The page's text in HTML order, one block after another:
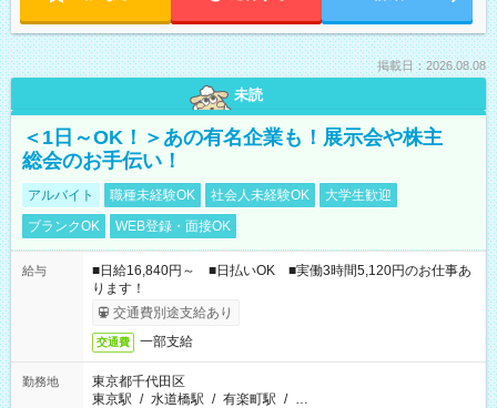
掲載日：2026.08.08
未読
＜1日～OK！＞あの有名企業も！展示会や株主
総会のお手伝い！
アルバイト 職種未経験OK 社会人未経験OK
大学生歓迎
ブランクOK
WEB登録・面接OK
給与
■日給16,840円～ ■日払いOK ■実働3時間5,120円のお仕事あ
ります！
交通費別途支給あり
交通費 一部支給
勤務地
東京都千代田区
東京駅 / 水道橋駅 / 有楽町駅 / …